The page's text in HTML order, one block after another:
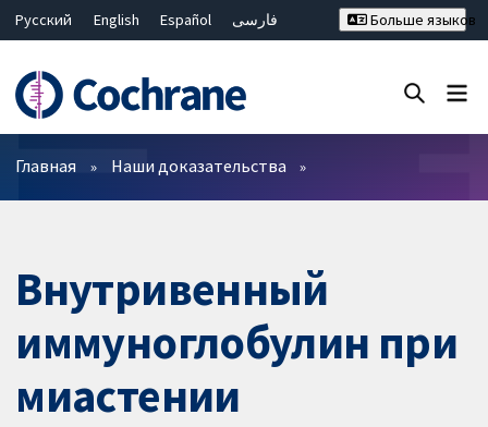
Русский English Español
فارسی
Bahasa Malaysia
ไทย
繁體中文
简体中文
Больше языков
Фильтры
Главная Наши доказательства
Внутривенный
иммуноглобулин при
миастении